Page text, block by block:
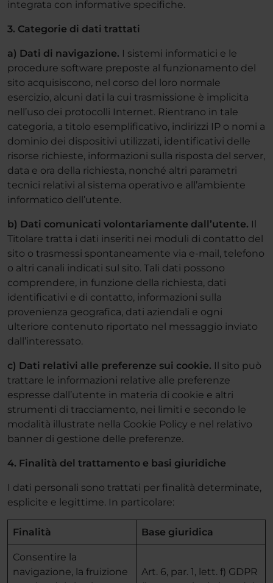
integrata con informative specifiche.
3. Categorie di dati trattati
a) Dati di navigazione. I sistemi informatici e le
procedure software preposte al funzionamento del
sito acquisiscono, nel corso del loro normale
esercizio, alcuni dati la cui trasmissione è implicita
nell’uso dei protocolli Internet. Rientrano in tale
categoria, a titolo esemplificativo, indirizzi IP o nomi a
dominio dei dispositivi utilizzati, identificativi delle
risorse richieste, informazioni sulla risposta del server,
data e ora della richiesta, nonché altri parametri
tecnici relativi al sistema operativo e all’ambiente
informatico dell’utente.
b) Dati comunicati volontariamente dall’utente. Il
Titolare tratta i dati inseriti nei moduli di contatto del
sito o trasmessi spontaneamente via e-mail, telefono
o altri canali indicati sul sito. Tali dati possono
comprendere, in funzione della richiesta, dati
identificativi e di contatto, informazioni sulla
provenienza geografica, dati aziendali e ogni
ulteriore contenuto riportato nel messaggio inviato
dall’interessato.
c) Dati relativi alle preferenze sui cookie. Il sito può
trattare le informazioni relative alle preferenze
espresse dall’utente in materia di cookie e altri
strumenti di tracciamento, nei limiti e secondo le
modalità illustrate nella Cookie Policy e nel relativo
banner di gestione delle preferenze.
4. Finalità del trattamento e basi giuridiche
I dati personali sono trattati per finalità determinate,
esplicite e legittime. In particolare:
Finalità Base giuridica
Consentire la
navigazione, la fruizione
Art. 6, par. 1, lett. f) GDPR